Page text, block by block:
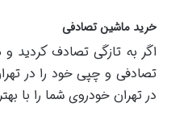
خرید ماشین تصادفی
اگر به تازگی تصادف کردید
تصادفی و چپی خود را در
در تهران خودروی شما را با